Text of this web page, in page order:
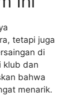
tetapi juga
di
klub dan
bahwa
menarik.